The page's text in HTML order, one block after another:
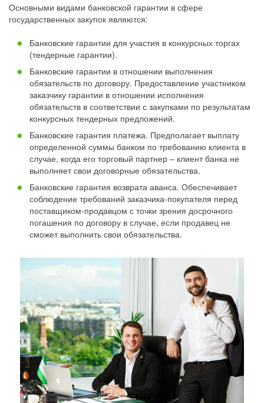
Основными видами банковской гарантии в сфере
государственных закупок являются:
Банковские гарантии для участия в конкурсных торгах
(тендерные гарантии).
Банковские гарантии в отношении выполнения
обязательств по договору. Предоставление участником
заказчику гарантии в отношении исполнения
обязательств в соответствии с закупками по результатам
конкурсных тендерных предложений.
Банковские гарантия платежа. Предполагает выплату
определенной суммы банком по требованию клиента в
случае, когда его торговый партнер – клиент банка не
выполняет свои договорные обязательства.
Банковские гарантия возврата аванса. Обеспечивает
соблюдение требований заказчика-покупателя перед
поставщиком-продавцом с точки зрения досрочного
погашения по договору в случае, если продавец не
сможет выполнить свои обязательства.